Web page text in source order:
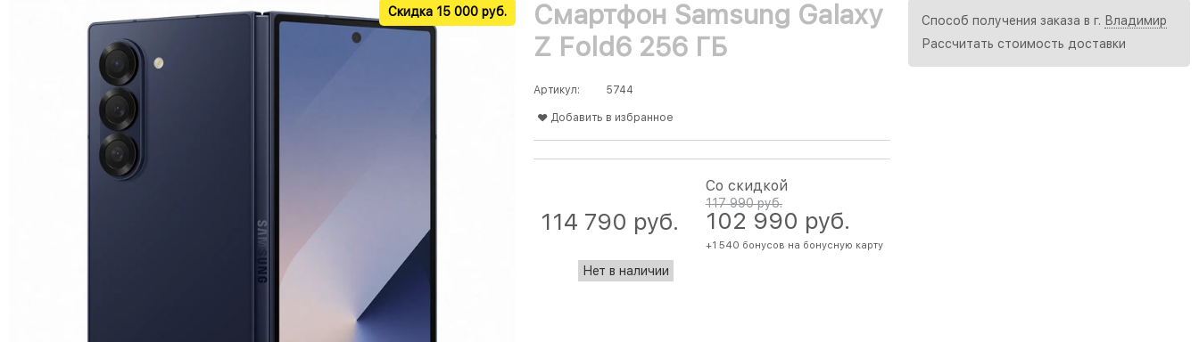
Скидка 15 000 руб.
Смартфон Samsung Galaxy
Z Fold6 256 ГБ
Артикул: 5744
Добавить в избранное
117 990 руб.
102 990 руб.
+1 540 бонусов на бонусную карту
Со скидкой
114 790 руб.
Нет в наличии
Способ получения заказа в г. Владимир
Рассчитать стоимость доставки